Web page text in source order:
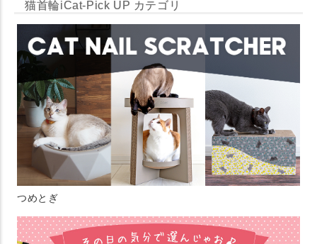
猫首輪iCat-Pick UP カテゴリ
つめとぎ